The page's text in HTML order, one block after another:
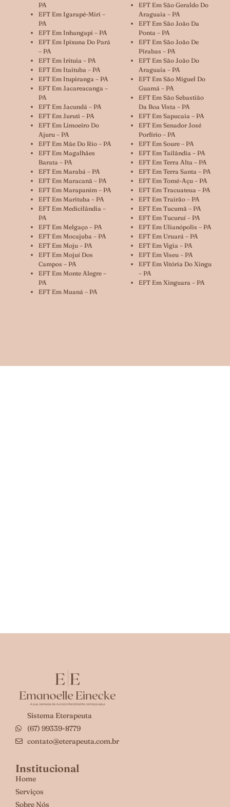
PA
EFT Em Igarapé-Miri –
PA
EFT Em Inhangapi – PA
EFT Em Ipixuna Do Pará
– PA
EFT Em Irituia – PA
EFT Em Itaituba – PA
EFT Em Itupiranga – PA
EFT Em Jacareacanga –
PA
EFT Em Jacundá – PA
EFT Em Juruti – PA
EFT Em Limoeiro Do
Ajuru – PA
EFT Em Mãe Do Rio – PA
EFT Em Magalhães
Barata – PA
EFT Em Marabá – PA
EFT Em Maracanã – PA
EFT Em Marapanim – PA
EFT Em Marituba – PA
EFT Em Medicilândia –
PA
EFT Em Melgaço – PA
EFT Em Mocajuba – PA
EFT Em Moju – PA
EFT Em Mojuí Dos
Campos – PA
EFT Em Monte Alegre –
PA
EFT Em Muaná – PA
EFT Em São Geraldo Do
Araguaia – PA
EFT Em São João Da
Ponta – PA
EFT Em São João De
Pirabas – PA
EFT Em São João Do
Araguaia – PA
EFT Em São Miguel Do
Guamá – PA
EFT Em São Sebastião
Da Boa Vista – PA
EFT Em Sapucaia – PA
EFT Em Senador José
Porfírio – PA
EFT Em Soure – PA
EFT Em Tailândia – PA
EFT Em Terra Alta – PA
EFT Em Terra Santa – PA
EFT Em Tomé-Açu – PA
EFT Em Tracuateua – PA
EFT Em Trairão – PA
EFT Em Tucumã – PA
EFT Em Tucuruí – PA
EFT Em Ulianópolis – PA
EFT Em Uruará – PA
EFT Em Vigia – PA
EFT Em Viseu – PA
EFT Em Vitória Do Xingu
– PA
EFT Em Xinguara – PA
Sistema Eterapeuta
(67) 99339-8779
contato@eterapeuta.com.br
Institucional
Home
Serviços
Sobre Nós